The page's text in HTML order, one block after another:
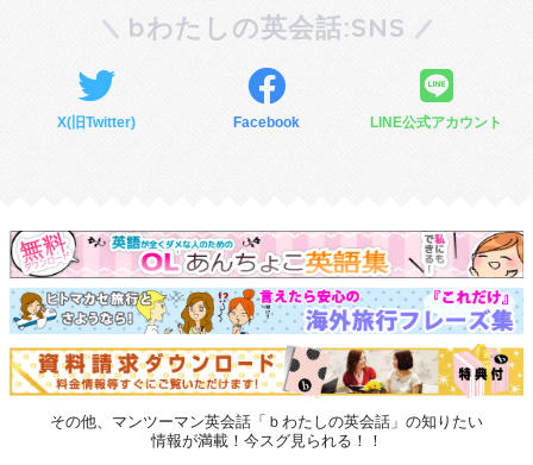
bわたしの英会話:SNS
X(旧Twitter) Facebook LINE公式アカウント
その他、マンツーマン英会話「ｂわたしの英会話」の知りたい
情報が満載！今スグ見られる！！